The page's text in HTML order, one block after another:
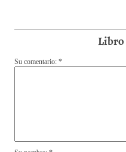
Libro
Su comentario: *